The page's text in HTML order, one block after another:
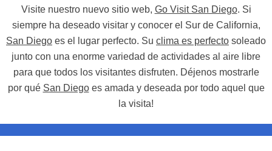
Visite nuestro nuevo sitio web, Go Visit San Diego. Si
siempre ha deseado visitar y conocer el Sur de California,
San Diego es el lugar perfecto. Su clima es perfecto soleado
junto con una enorme variedad de actividades al aire libre
para que todos los visitantes disfruten. Déjenos mostrarle
por qué San Diegoes amada y deseada por todo aquel que
la visita!